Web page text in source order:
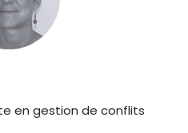
en gestion de conflits